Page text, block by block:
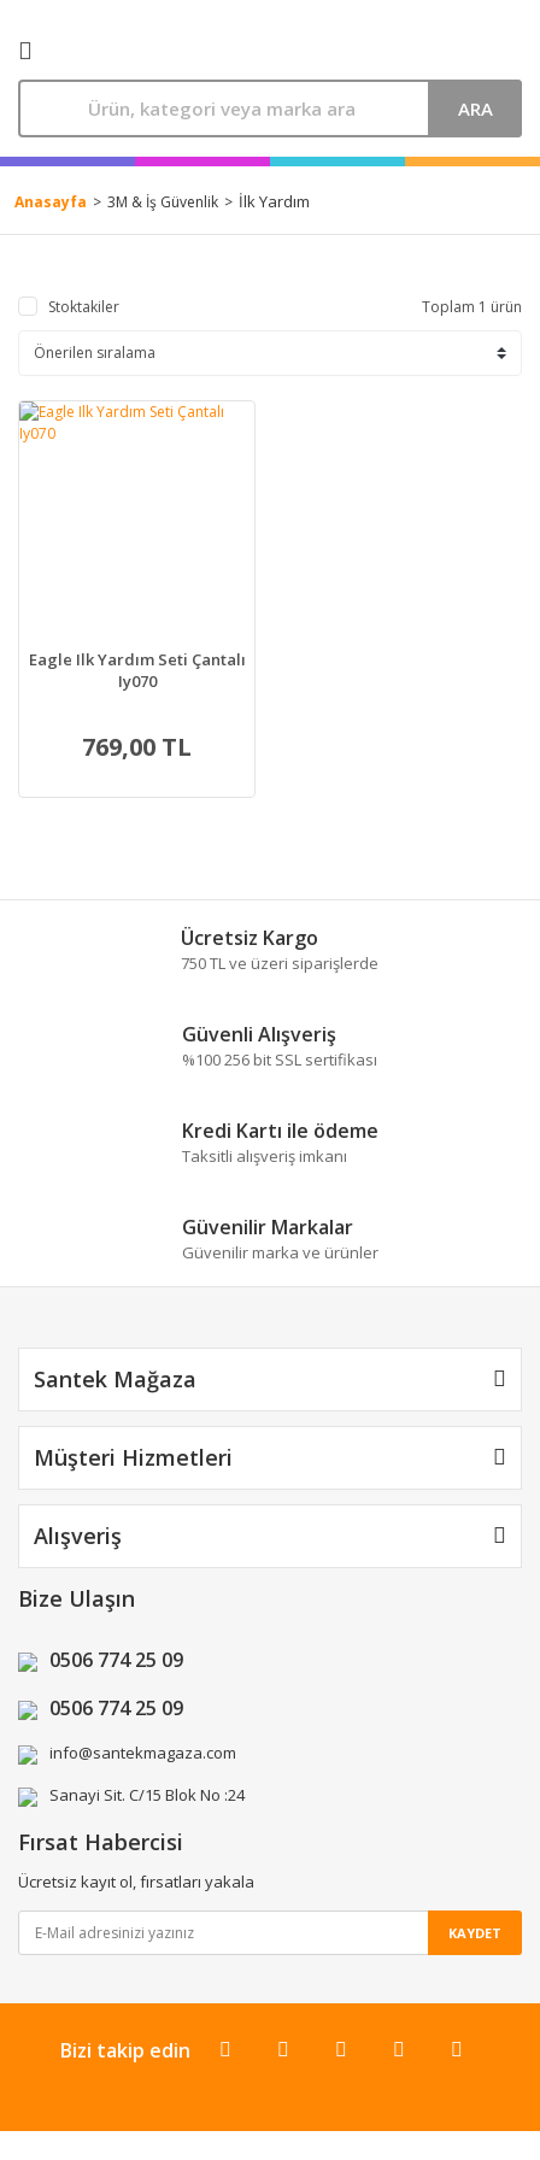
ARA
Anasayfa 3M & İş Güvenlik İlk Yardım
Stoktakiler Toplam 1 ürün
Eagle Ilk Yardım Seti Çantalı
Iy070
769,00 TL
Ücretsiz Kargo
750 TL ve üzeri siparişlerde
Güvenli Alışveriş
%100 256 bit SSL sertifikası
Kredi Kartı ile ödeme
Taksitli alışveriş imkanı
Güvenilir Markalar
Güvenilir marka ve ürünler
Santek Mağaza
Müşteri Hizmetleri
Alışveriş
Bize Ulaşın
0506 774 25 09
0506 774 25 09
info@santekmagaza.com
Sanayi Sit. C/15 Blok No :24
Fırsat Habercisi
Ücretsiz kayıt ol, fırsatları yakala
KAYDET
Bizi takip edin